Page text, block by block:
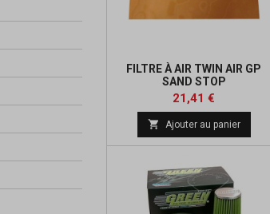
FILTRE À AIR TWIN AIR GP
SAND STOP
Prix
21,41 €
base
 Ajouter au panier